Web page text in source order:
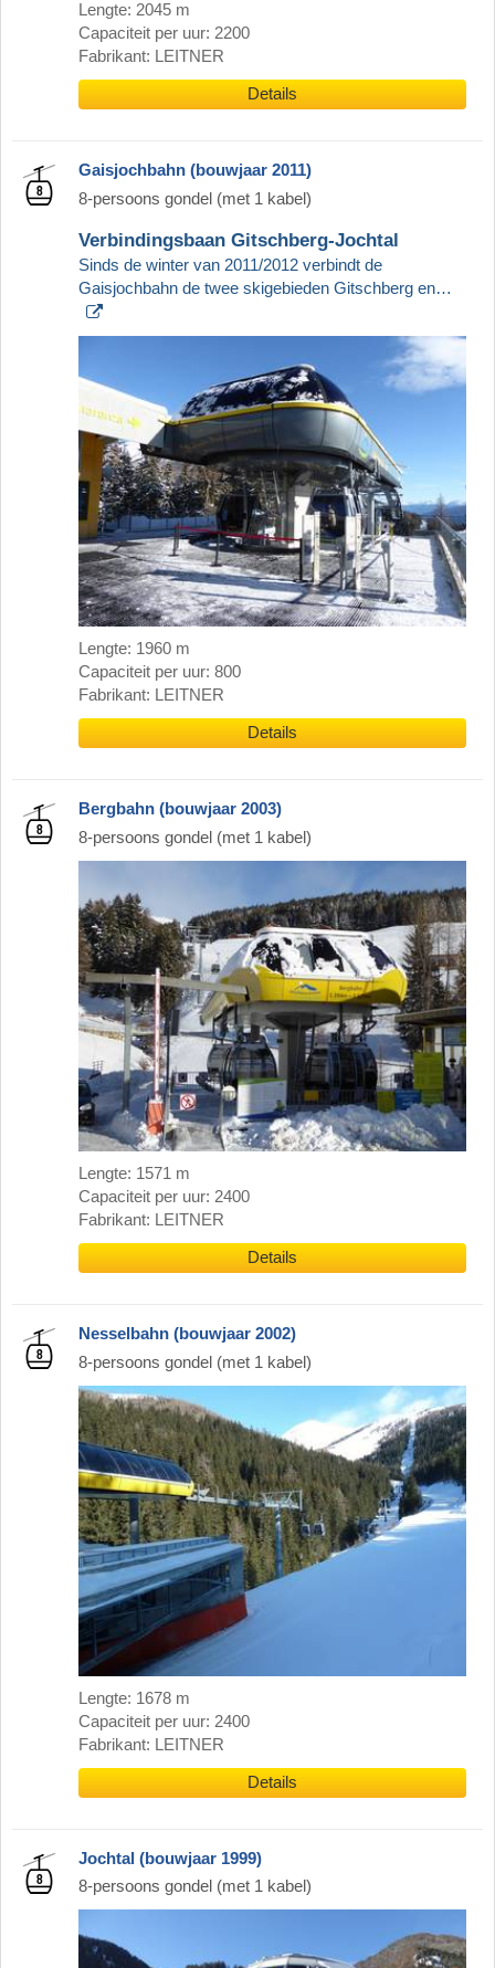
Lengte: 2045 m
Capaciteit per uur: 2200
Fabrikant: LEITNER
Details
Gaisjochbahn (bouwjaar 2011)
8-persoons gondel (met 1 kabel)
Verbindingsbaan Gitschberg-Jochtal
Sinds de winter van 2011/2012 verbindt de
Gaisjochbahn de twee skigebieden Gitschberg en…
Lengte: 1960 m
Capaciteit per uur: 800
Fabrikant: LEITNER
Details
Bergbahn (bouwjaar 2003)
8-persoons gondel (met 1 kabel)
Lengte: 1571 m
Capaciteit per uur: 2400
Fabrikant: LEITNER
Details
Nesselbahn (bouwjaar 2002)
8-persoons gondel (met 1 kabel)
Lengte: 1678 m
Capaciteit per uur: 2400
Fabrikant: LEITNER
Details
Jochtal (bouwjaar 1999)
8-persoons gondel (met 1 kabel)